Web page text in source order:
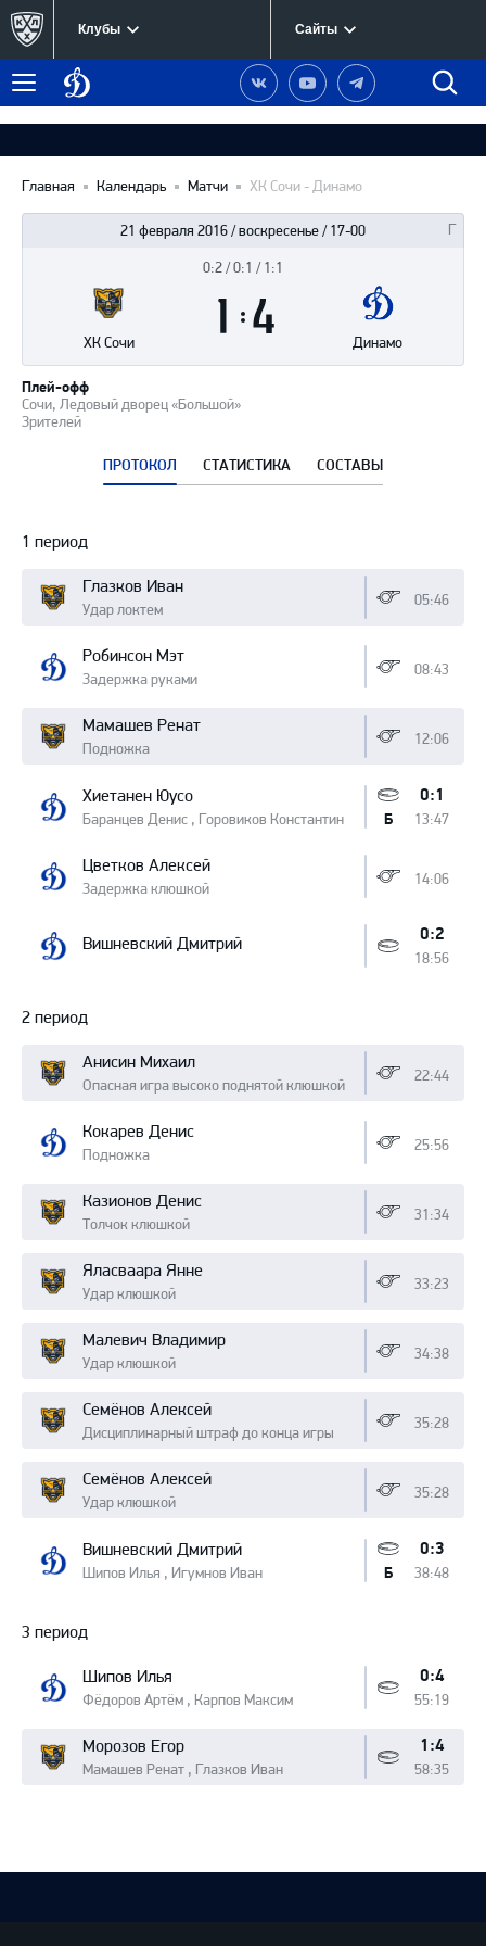
Клубы Сайты
Меню
Динамо
Москва
Наша
группа
Вконтакте
Наш
канал
YouTube
Наш
канал
Telegram
Главная Календарь Матчи ХК Сочи - Динамо
21 февраля 2016 / воскресенье / 17-00
Сочи, Ледовый дворец «Большой»
Зрителей
Плей-офф
матча
0:2 / 0:1 / 1:1
ХК Сочи Динамо
ПРОТОКОЛ СТАТИСТИКА СОСТАВЫ
Протокол
1 период
Глазков Иван
Удар локтем
05:46
Робинсон Мэт
Задержка руками
08:43
Мамашев Ренат
Подножка
12:06
Хиетанен Юусо
Баранцев Денис , Горовиков Константин
0:1
13:47
Б
Цветков Алексей
Задержка клюшкой
14:06
Вишневский Дмитрий 0:2
18:56
2 период
Анисин Михаил
Опасная игра высоко поднятой клюшкой
22:44
Кокарев Денис
Подножка
25:56
Казионов Денис
Толчок клюшкой
31:34
Яласваара Янне
Удар клюшкой
33:23
Малевич Владимир
Удар клюшкой
34:38
Семёнов Алексей
Дисциплинарный штраф до конца игры
35:28
Семёнов Алексей
Удар клюшкой
35:28
Вишневский Дмитрий
Шипов Илья , Игумнов Иван
0:3
38:48
Б
3 период
Шипов Илья
Фёдоров Артём , Карпов Максим
0:4
55:19
Морозов Егор
Мамашев Ренат , Глазков Иван
1:4
58:35